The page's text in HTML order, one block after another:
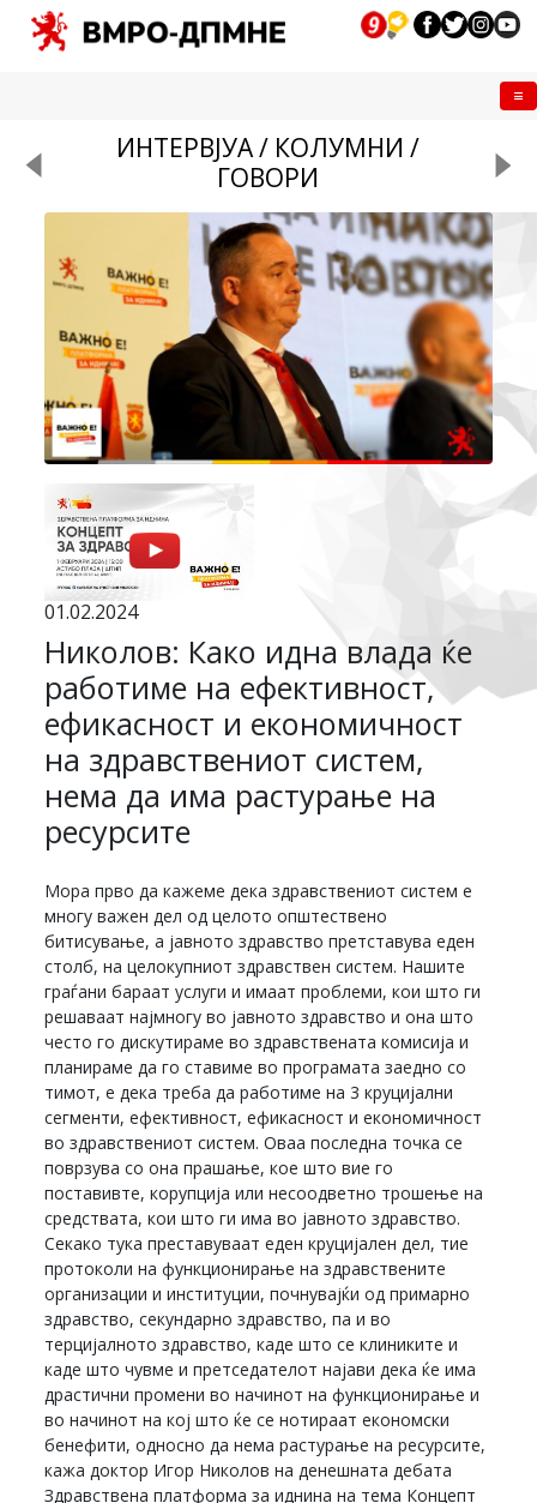
ИНТЕРВЈУА / КОЛУМНИ /
ГОВОРИ
01.02.2024
Николов: Како идна влада ќе
работиме на ефективност,
ефикасност и економичност
на здравствениот систем,
нема да има растурање на
ресурсите
Мора прво да кажеме дека здравствениот систем е
многу важен дел од целото општествено
битисување, а јавното здравство претставува еден
столб, на целокупниот здравствен систем. Нашите
граѓани бараат услуги и имаат проблеми, кои што ги
решаваат најмногу во јавното здравство и она што
често го дискутираме во здравствената комисија и
планираме да го ставиме во програмата заедно со
тимот, е дека треба да работиме на 3 круцијални
сегменти, ефективност, ефикасност и економичност
во здравствениот систем. Оваа последна точка се
поврзува со она прашање, кое што вие го
поставивте, корупција или несоодветно трошење на
средствата, кои што ги има во јавното здравство.
Секако тука преставуваат еден круцијален дел, тие
протоколи на функционирање на здравствените
организации и институции, почнувајќи од примарно
здравство, секундарно здравство, па и во
терцијалното здравство, каде што се клиниките и
каде што чувме и претседателот најави дека ќе има
драстични промени во начинот на функционирање и
во начинот на кој што ќе се нотираат економски
бенефити, односно да нема растурање на ресурсите,
кажа доктор Игор Николов на денешната дебата
Здравствена платформа за иднина на тема Концепт